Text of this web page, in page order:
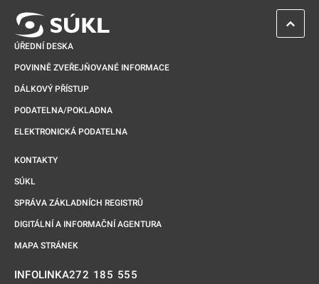
ÚŘEDNÍ DESKA
POVINNĚ ZVEŘEJŇOVANÉ INFORMACE
DÁLKOVÝ PŘÍSTUP
PODATELNA/POKLADNA
ELEKTRONICKÁ PODATELNA
KONTAKTY
SÚKL
SPRÁVA ZÁKLADNÍCH REGISTRŮ
DIGITÁLNÍ A INFORMAČNÍ AGENTURA
MAPA STRÁNEK
INFOLINKA272 185 555
ZPĚT